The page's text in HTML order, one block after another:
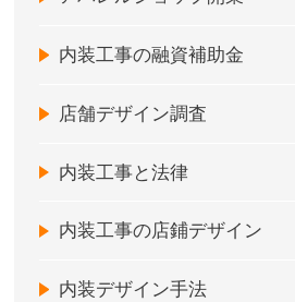
内装工事の融資補助金
店舗デザイン調査
内装工事と法律
内装工事の店鋪デザイン
内装デザイン手法